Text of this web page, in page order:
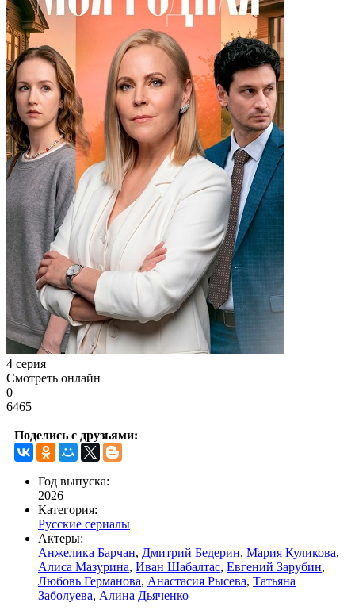
4 серия
Смотреть онлайн
0
6465
Поделись с друзьями:
Год выпуска:
2026
Категория:
Русские сериалы
Актеры:
Анжелика Барчан, Дмитрий Бедерин, Мария Куликова,
Алиса Мазурина, Иван Шабалтас, Евгений Зарубин,
Любовь Германова, Анастасия Рысева, Татьяна
Заболуева, Алина Дьяченко